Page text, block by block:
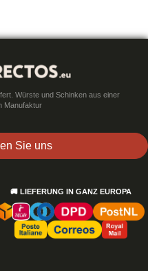
Würste und Schinken aus einer
Manufaktur
Sie uns
🚚 LIEFERUNG IN GANZ EUROPA